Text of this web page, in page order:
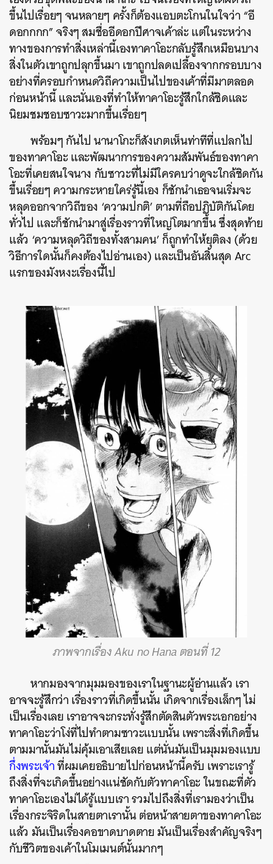
ขึ้นไปเรื่อยๆ จนหลายๆ ครั้งก็ต้องแอบตะโกนในใจว่า “อี
ดอกกกก” จริงๆ สมชื่ออีดอกปีศาจเค้าล่ะ แต่ในระหว่าง
ทางของการทำสิ่งเหล่านี้เองทาคาโอะกลับรู้สึกเหมือนบาง
สิ่งในตัวเขาถูกปลุกขึ้นมา เขาถูกปลดเปลื้องจากกรอบบาง
อย่างที่ครอบกำหนดวิถีความเป็นไปของเค้าที่มีมาตลอด
ก่อนหน้านี้ และนั่นเองที่ทำให้ทาคาโอะรู้สึกใกล้ชิดและ
นิยมชมชอบซาวะมากขึ้นเรื่อยๆ
พร้อมๆ กันไป นานาโกะก็สังเกตเห็นท่าทีที่แปลกไป
ของทาคาโอะ และพัฒนาการของความสัมพันธ์ของทาคา
โอะที่เคยสนใจนาง กับซาวะที่ไม่มีใครคบว่าดูจะใกล้ชิดกัน
ขึ้นเรื่อยๆ ความกระหายใคร่รู้นี้เอง ก็ชักนำเธอจนเริ่มจะ
หลุดออกจากวิถีของ ‘ความปกติ’ ตามที่ถือปฏิบัติกันโดย
ทั่วไป และก็ชักนำมาสู่เรื่องราวที่ใหญ่โตมากขึ้น ซึ่งสุดท้าย
แล้ว ‘ความหลุดวิถีของทั้งสามคน’ ก็ถูกทำให้ยุติลง (ด้วย
วิธีการใดนั้นก็คงต้องไปอ่านเอง) และเป็นอันสิ้นสุด Arc
แรกของมังหงะเรื่องนี้ไป
ภาพจากเรื่อง Aku no Hana ตอนที่ 12
หากมองจากมุมมองของเราในฐานะผู้อ่านแล้ว เรา
อาจจะรู้สึกว่า เรื่องราวที่เกิดขึ้นนั้น เกิดจากเรื่องเล็กๆ ไม่
เป็นเรื่องเลย เราอาจจะกระทั่งรู้สึกตัดสินตัวพระเอกอย่าง
ทาคาโอะว่าโง่ที่ไปทำตามซาวะแบบนั้น เพราะสิ่งที่เกิดขึ้น
ตามมานั้นมันไม่คุ้มเอาเสียเลย แต่นั่นมันเป็นมุมมองแบบ
กึ่งพระเจ้าที่ผมเคยอธิบายไปก่อนหน้านี้ครับ เพราะเรารู้
ถึงสิ่งที่จะเกิดขึ้นอย่างแน่ชัดกับตัวทาคาโอะ ในขณะที่ตัว
ทาคาโอะเองไม่ได้รู้แบบเรา รวมไปถึงสิ่งที่เรามองว่าเป็น
เรื่องกระจิริดในสายตาเรานั้น ต่อหน้าสายตาของทาคาโอะ
แล้ว มันเป็นเรื่องคอขาดบาดตาย มันเป็นเรื่องสำคัญจริงๆ
กับชีวิตของเค้าในโมเมนต์นั้นมากๆ